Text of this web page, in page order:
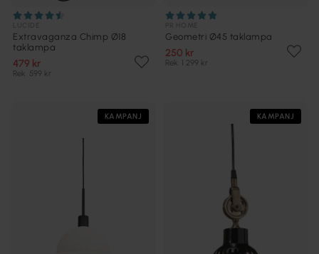
Extravaganza Chimp Ø18
taklampa
479 kr
Rek. 599 kr
Geometri Ø45 taklampa
250 kr
Rek. 1 299 kr
KAMPANJ KAMPANJ